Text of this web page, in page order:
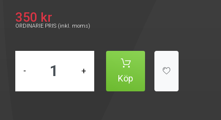
350 kr
ORDINARIE PRIS (inkl. moms)
- +
Köp